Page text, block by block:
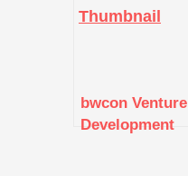
bwcon Venture
Development